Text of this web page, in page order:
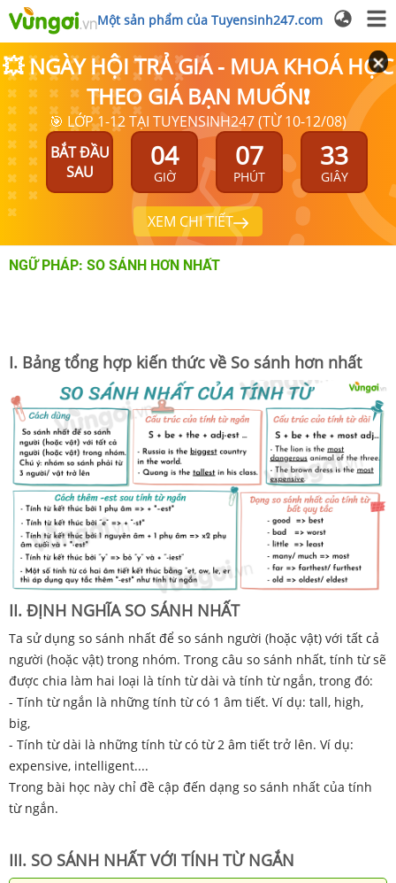
Một sản phẩm của Tuyensinh247.com
💥 NGÀY HỘI TRẢ GIÁ - MUA KHOÁ HỌC
THEO GIÁ BẠN MUỐN❗
🎯 LỚP 1-12 TẠI TUYENSINH247 (TỪ 10-12/08)
BẮT ĐẦU
SAU
04
GIỜ
07
PHÚT
32
GIÂY
XEM CHI TIẾT
NGỮ PHÁP: SO SÁNH HƠN NHẤT
I. Bảng tổng hợp kiến thức về So sánh hơn nhất
II. ĐỊNH NGHĨA SO SÁNH NHẤT
Ta sử dụng so sánh nhất để so sánh người (hoặc vật) với tất cả
người (hoặc vật) trong nhóm. Trong câu so sánh nhất, tính từ sẽ
được chia làm hai loại là tính từ dài và tính từ ngắn, trong đó:
- Tính từ ngắn là những tính từ có 1 âm tiết. Ví dụ: tall, high,
big,
- Tính từ dài là những tính từ có từ 2 âm tiết trở lên. Ví dụ:
expensive, intelligent....
Trong bài học này chỉ đề cập đến dạng so sánh nhất của tính
từ ngắn.
III. SO SÁNH NHẤT VỚI TÍNH TỪ NGẮN